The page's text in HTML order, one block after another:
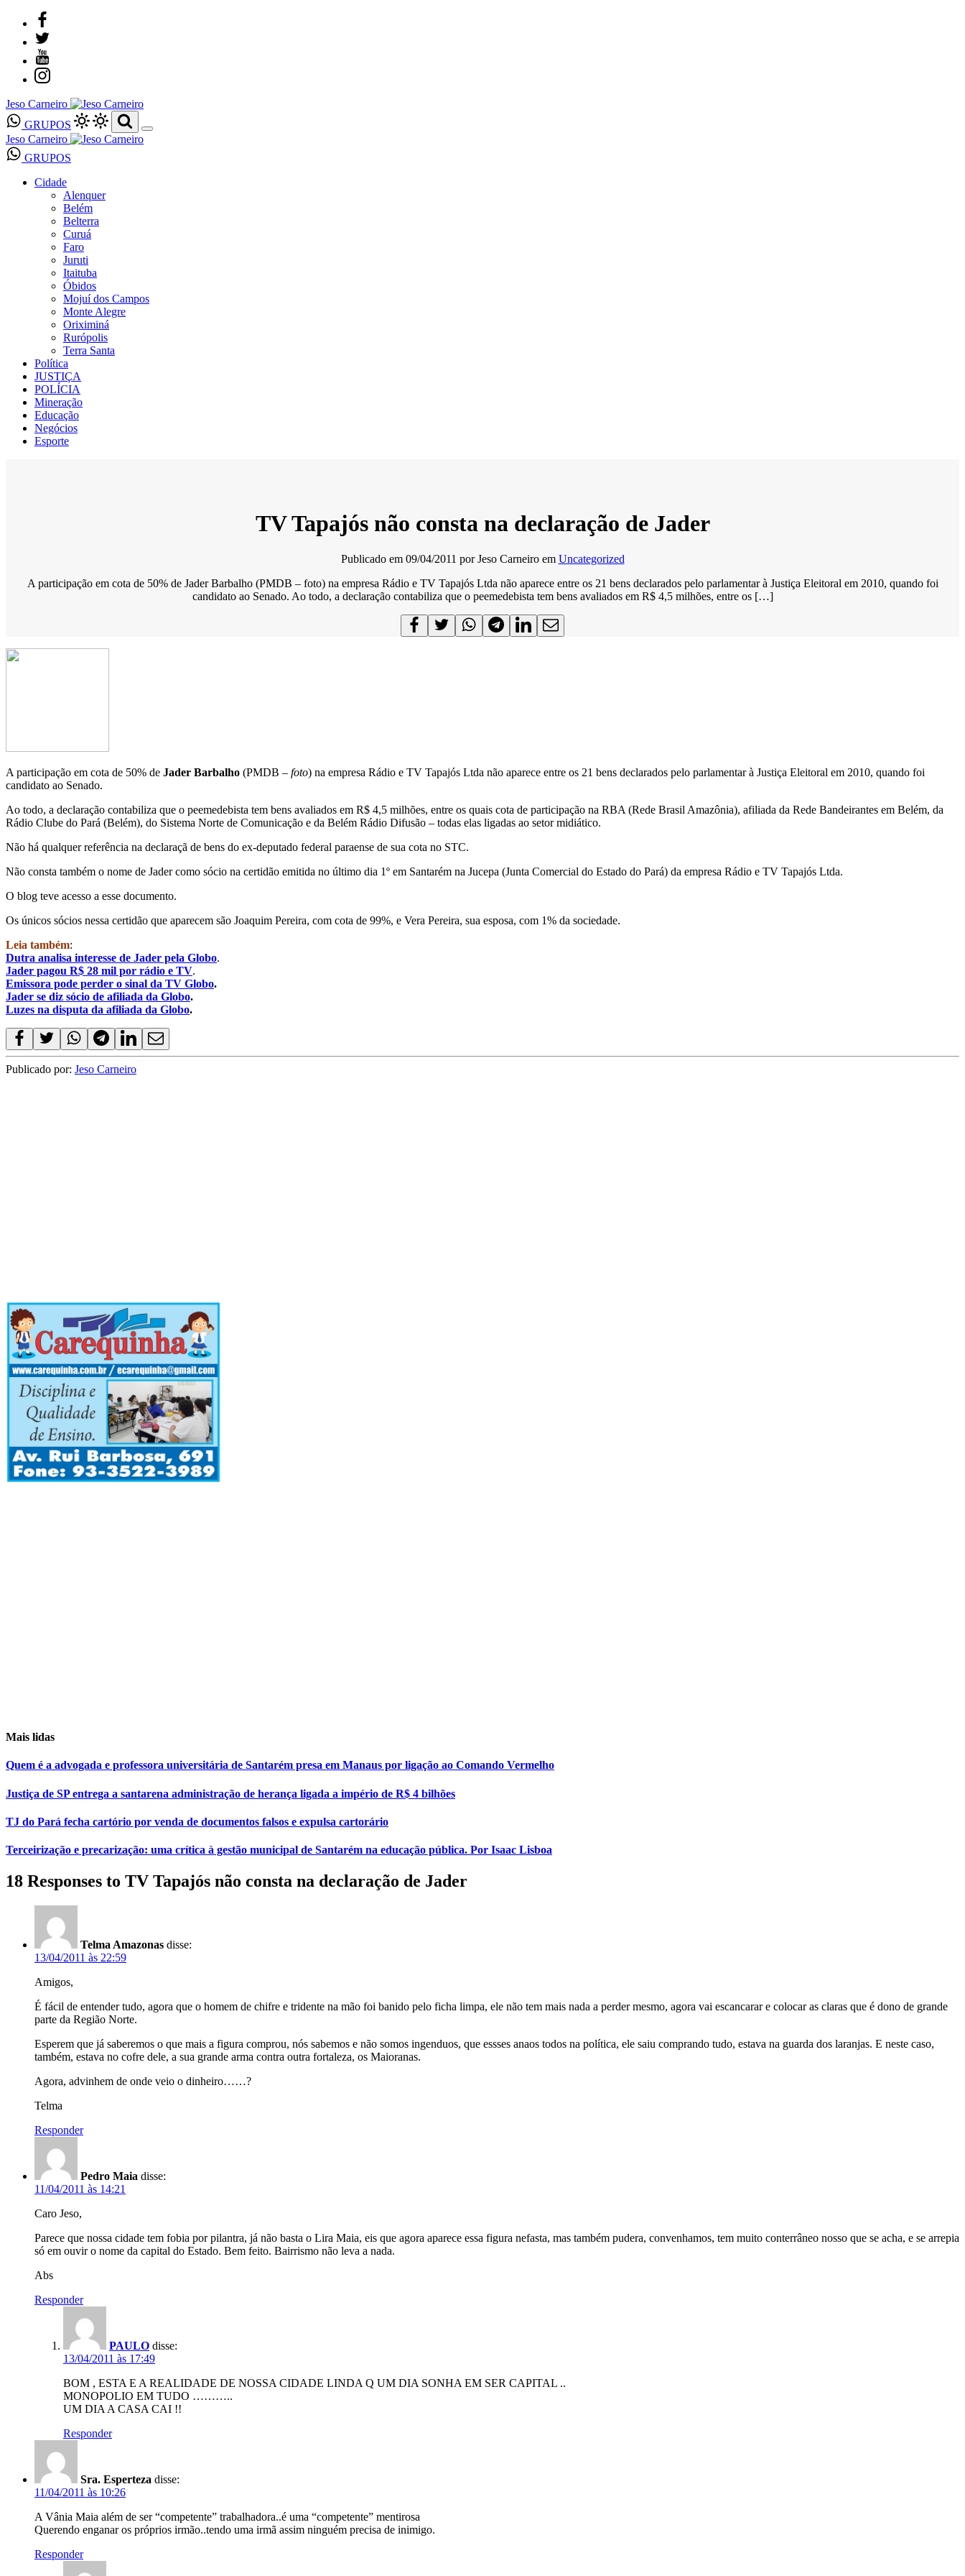
Jeso Carneiro
GRUPOS
Jeso Carneiro
GRUPOS
Cidade
Alenquer
Belém
Belterra
Curuá
Faro
Juruti
Itaituba
Óbidos
Mojuí dos Campos
Monte Alegre
Oriximiná
Rurópolis
Terra Santa
Política
JUSTIÇA
POLÍCIA
Mineração
Educação
Negócios
Esporte
TV Tapajós não consta na declaração de Jader
Publicado em 09/04/2011 porJeso Carneiro em Uncategorized
A participação em cota de 50% de Jader Barbalho (PMDB – foto) na empresa Rádio e TV Tapajós Ltda não aparece entre os 21 bens declarados pelo parlamentar à Justiça Eleitoral em 2010, quando foi
candidato ao Senado. Ao todo, a declaração contabiliza que o peemedebista tem bens avaliados em R$ 4,5 milhões, entre os […]
A participação em cota de 50% de Jader Barbalho (PMDB – foto) na empresa Rádio e TV Tapajós Ltda não aparece entre os 21 bens declarados pelo parlamentar à Justiça Eleitoral em 2010, quando foi
candidato ao Senado.
Ao todo, a declaração contabiliza que o peemedebista tem bens avaliados em R$ 4,5 milhões, entre os quais cota de participação na RBA (Rede Brasil Amazônia), afiliada da Rede Bandeirantes em Belém, da
Rádio Clube do Pará (Belém), do Sistema Norte de Comunicação e da Belém Rádio Difusão – todas elas ligadas ao setor midiático.
Não há qualquer referência na declaraçã de bens do ex-deputado federal paraense de sua cota no STC.
Não consta também o nome de Jader como sócio na certidão emitida no último dia 1º em Santarém na Jucepa (Junta Comercial do Estado do Pará) da empresa Rádio e TV Tapajós Ltda.
O blog teve acesso a esse documento.
Os únicos sócios nessa certidão que aparecem são Joaquim Pereira, com cota de 99%, e Vera Pereira, sua esposa, com 1% da sociedade.
Leia também:
Dutra analisa interesse de Jader pela Globo.
Jader pagou R$ 28 mil por rádio e TV.
Emissora pode perder o sinal da TV Globo.
Jader se diz sócio de afiliada da Globo.
Luzes na disputa da afiliada da Globo.
Publicado por: Jeso Carneiro
Mais lidas
Quem é a advogada e professora universitária de Santarém presa em Manaus por ligação ao Comando Vermelho
Justiça de SP entrega a santarena administração de herança ligada a império de R$ 4 bilhões
TJ do Pará fecha cartório por venda de documentos falsos e expulsa cartorário
Terceirização e precarização: uma crítica à gestão municipal de Santarém na educação pública. Por Isaac Lisboa
18 Responses to TV Tapajós não consta na declaração de Jader
Telma Amazonas disse:
13/04/2011 às 22:59
Amigos,
É fácil de entender tudo, agora que o homem de chifre e tridente na mão foi banido pelo ficha limpa, ele não tem mais nada a perder mesmo, agora vai escancarar e colocar as claras que é dono de grande
parte da Região Norte.
Esperem que já saberemos o que mais a figura comprou, nós sabemos e não somos ingenduos, que essses anaos todos na política, ele saiu comprando tudo, estava na guarda dos laranjas. E neste caso,
também, estava no cofre dele, a sua grande arma contra outra fortaleza, os Maioranas.
Agora, advinhem de onde veio o dinheiro……?
Telma
Responder
Pedro Maia disse:
11/04/2011 às 14:21
Caro Jeso,
Parece que nossa cidade tem fobia por pilantra, já não basta o Lira Maia, eis que agora aparece essa figura nefasta, mas também pudera, convenhamos, tem muito conterrâneo nosso que se acha, e se arrepia
só em ouvir o nome da capital do Estado. Bem feito. Bairrismo não leva a nada.
Abs
Responder
PAULO disse:
13/04/2011 às 17:49
BOM , ESTA E A REALIDADE DE NOSSA CIDADE LINDA Q UM DIA SONHA EM SER CAPITAL ..
MONOPOLIO EM TUDO ………..
UM DIA A CASA CAI !!
Responder
Sra. Esperteza disse:
11/04/2011 às 10:26
A Vânia Maia além de ser “competente” trabalhadora..é uma “competente” mentirosa
Querendo enganar os próprios irmão..tendo uma irmã assim ninguém precisa de inimigo.
Responder